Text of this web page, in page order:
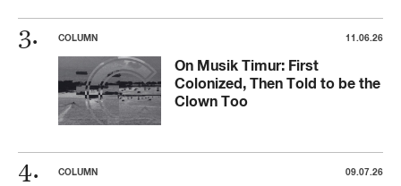
COLUMN 11.06.26
On Musik Timur: First
Colonized, Then Told to be the
Clown Too
COLUMN 09.07.26